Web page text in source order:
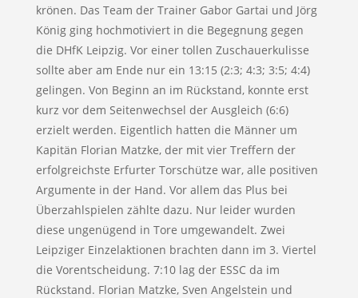
krönen. Das Team der Trainer Gabor Gartai und Jörg
König ging hochmotiviert in die Begegnung gegen
die DHfK Leipzig. Vor einer tollen Zuschauerkulisse
sollte aber am Ende nur ein 13:15 (2:3; 4:3; 3:5; 4:4)
gelingen. Von Beginn an im Rückstand, konnte erst
kurz vor dem Seitenwechsel der Ausgleich (6:6)
erzielt werden. Eigentlich hatten die Männer um
Kapitän Florian Matzke, der mit vier Treffern der
erfolgreichste Erfurter Torschütze war, alle positiven
Argumente in der Hand. Vor allem das Plus bei
Überzahlspielen zählte dazu. Nur leider wurden
diese ungenügend in Tore umgewandelt. Zwei
Leipziger Einzelaktionen brachten dann im 3. Viertel
die Vorentscheidung. 7:10 lag der ESSC da im
Rückstand. Florian Matzke, Sven Angelstein und